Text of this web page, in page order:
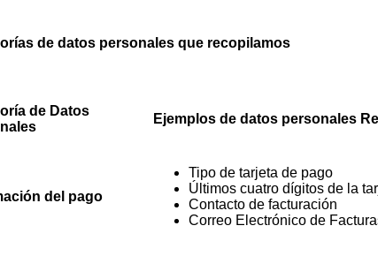
de datos personales que recopilamos
de Datos
Ejemplos de datos personales
del pago
Tipo de tarjeta de pago
Últimos cuatro dígitos de la
Contacto de facturación
Correo Electrónico de